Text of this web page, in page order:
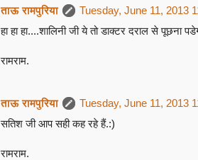
ताऊ रामपुरिया
Tuesday, June 11, 2013
हा हा हा....शालिनी जी ये तो डाक्टर दराल से पूछना
रामराम.
ताऊ रामपुरिया
Tuesday, June 11, 2013
सतिश जी आप सही कह रहे हैं.:)
रामराम.